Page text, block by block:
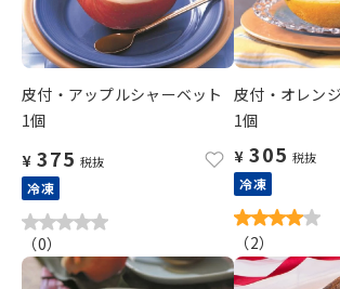
皮付・アップルシャーベット
1個
¥ 375 税抜
冷凍
（0）
皮付・オレン
1個
¥ 305 税抜
冷凍
（2）